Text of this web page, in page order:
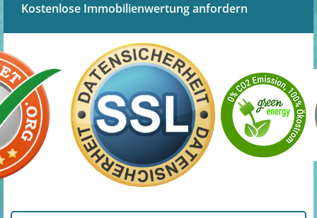
Kostenlose Immobilienwertung anfordern